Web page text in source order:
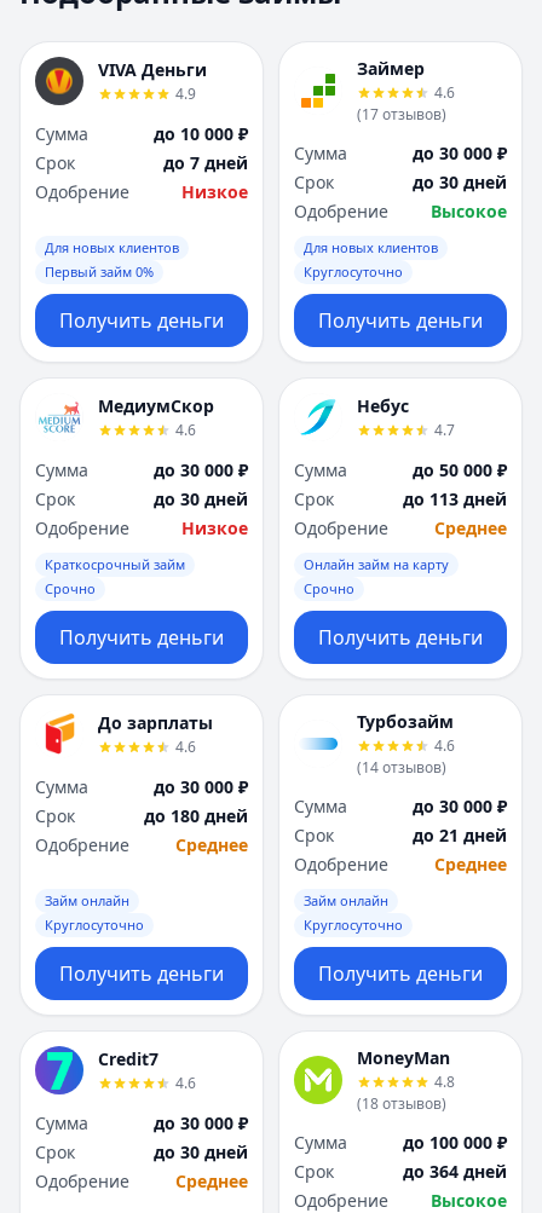
Н
Набережные Челны
Нижний Новгород
Новосибирск
Омск
Оренбург
П
Пенза
Пермь
Р
Ростов-на-Дону
Рязань
Самара
Санкт-Петербург
Севастополь
Сочи
Сургут
Т
Тверь
Тольятти
Томск
Тула
Тюмень
Ульяновск
Уфа
Х
Хабаровск
Ч
Чебоксары
Челябинск
Чита
Я
Вся Россия
Н
Набережные
Нижний Новгород
Новосибирск
Омск
Оренбург
П
Пенза
Пермь
Р
Ростов-на-Дону
Рязань
Самара
Санкт-Петербург
Севастополь
Сургут
Т
Тверь
Тольятти
Томск
Тула
Тюмень
Ульяновск
Уфа
Х
Хабаровск
Ч
Чебоксары
Челябинск
Чита
Я
Вся Россия
VIVA Деньги
4.9
Сумма
до 10 000 ₽
Срок
до 7 дней
Одобрение
Низкое
Для новых клиентов
Первый займ 0%
Получить деньги
Займер
4.6
(17отзывов)
Сумма
до 30 000 ₽
Срок
до 30 дней
Одобрение
Высокое
Для новых клиентов
Круглосуточно
Получить деньги
МедиумСкор
4.6
Сумма
до 30 000 ₽
Срок
до 30 дней
Одобрение
Низкое
Краткосрочный займ
Срочно
Получить деньги
Небус
4.7
Сумма
до 50 000 ₽
Срок
до 113 дней
Одобрение
Среднее
Онлайн займ на карту
Срочно
Получить деньги
До зарплаты
4.6
Сумма
до 30 000 ₽
Срок
до 180 дней
Одобрение
Среднее
Займ онлайн
Круглосуточно
Получить деньги
Турбозайм
4.6
(14отзывов)
Сумма
до 30 000 ₽
Срок
до 21 дней
Одобрение
Среднее
Займ онлайн
Круглосуточно
Получить деньги
Credit7
4.6
Сумма
до 30 000 ₽
Срок
до 30 дней
Одобрение
Среднее
MoneyMan
4.8
(18отзывов)
Сумма
до 100 000 ₽
Срок
до 364 дней
Одобрение
Высокое